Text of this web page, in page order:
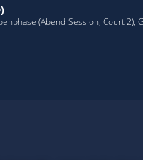
(Abend-Session, Court 2),